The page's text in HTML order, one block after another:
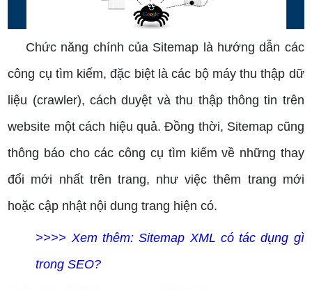
Chức năng chính của Sitemap là hướng dẫn các
công cụ tìm kiếm, đặc biệt là các bộ máy thu thập dữ
liệu (crawler), cách duyệt và thu thập thông tin trên
website một cách hiệu quả. Đồng thời, Sitemap cũng
thông báo cho các công cụ tìm kiếm về những thay
đổi mới nhất trên trang, như việc thêm trang mới
hoặc cập nhật nội dung trang hiện có.
>>>> Xem thêm:Sitemap XML có tác dụng gì
trong SEO?